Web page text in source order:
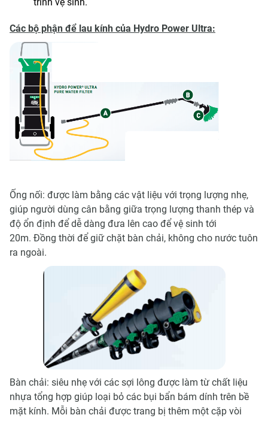
Các bộ phận để lau kính của Hydro Power Ultra:
Ống nối: được làm bằng các vật liệu với trọng lượng nhẹ,
giúp người dùng cân bằng giữa trọng lượng thanh thép và
độ ổn định để dễ dàng đưa lên cao để vệ sinh tới
20m. Đồng thời để giữ chặt bàn chải, không cho nước tuôn
ra ngoài.
Bàn chải: siêu nhẹ với các sợi lông được làm từ chất liệu
nhựa tổng hợp giúp loại bỏ các bụi bẩn bám dính trên bề
mặt kính. Mỗi bàn chải được trang bị thêm một cặp vòi